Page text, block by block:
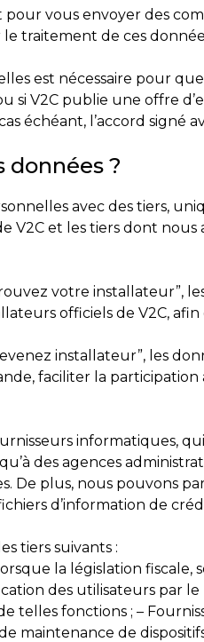
vous envoyer des
traitement de ces
est nécessaire pour
si V2C publie une offre
échéant, l’accord signé
données ?
avec des tiers,
V2C et les tiers dont
votre
officiels de V2C,
installateur”, les
faciliter la
informatiques,
des agences
De plus, nous pouvons
d’information de
tiers suivants :
la législation fiscale,
des utilisateurs par
telles fonctions ; –
maintenance de